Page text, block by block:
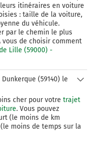
itinéraires en voiture
: taille de la voiture,
du véhicule.
par le chemin le plus
vous de choisir comment
Lille (59000) -
(59140) le
cher pour votre trajet
. Vous pouvez
(le moins de km
moins de temps sur la